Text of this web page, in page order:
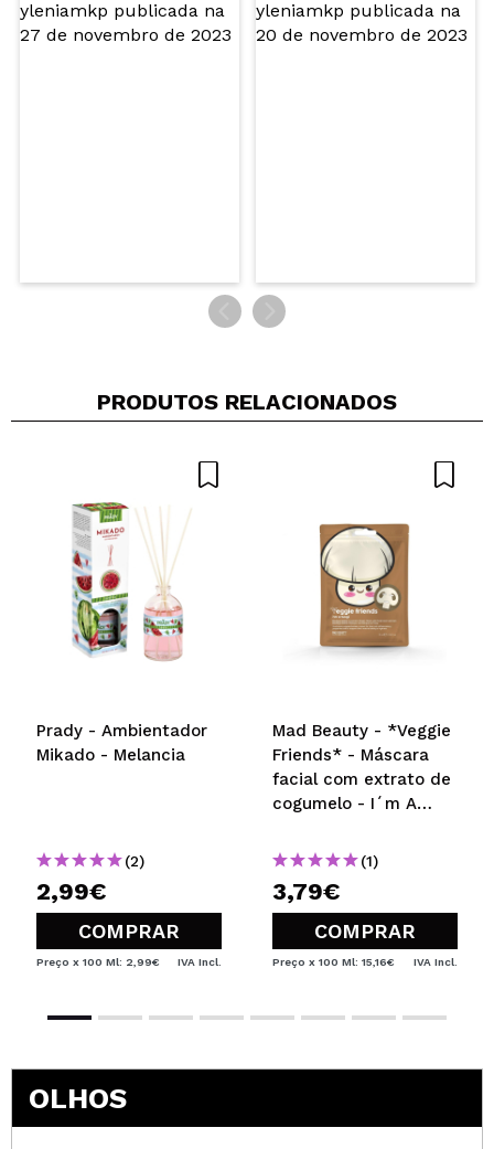
Mara
Gostei da fixação mas no final do dia já se nota o
PRODUTOS RELACIONADOS
Prady - Ambientador
Mikado - Melancia
(2)
2,99€
COMPRAR
Preço x 100 Ml: 2,99€ IVA Incl.
Mad Beauty - *Veggie
Friends* - Máscara
facial com extrato de
cogumelo - I´m A
(1)
3,79€
COMPRAR
Preço x 100 Ml: 15,16€ IVA Incl.
OLHOS